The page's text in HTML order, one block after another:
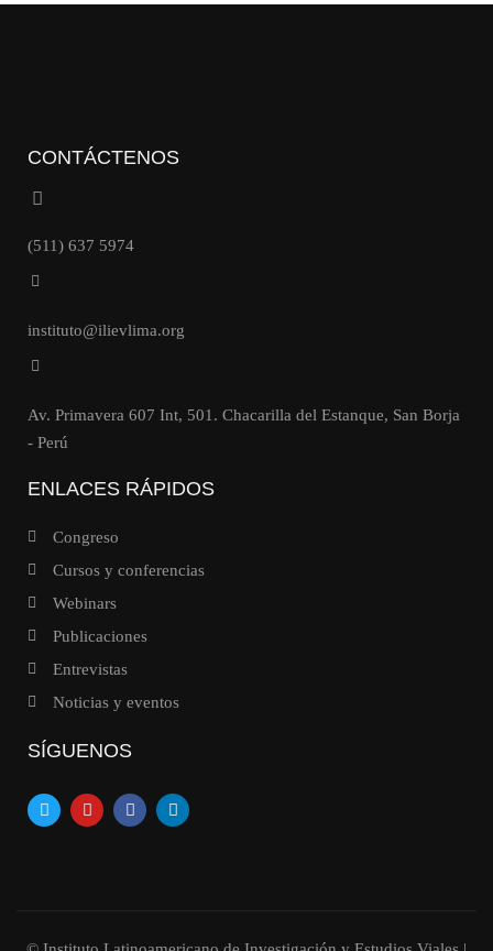
CONTÁCTENOS
(511) 637 5974
instituto@ilievlima.org
Av. Primavera 607 Int, 501. Chacarilla del Estanque, San Borja
- Perú
ENLACES RÁPIDOS
Congreso
Cursos y conferencias
Webinars
Publicaciones
Entrevistas
Noticias y eventos
SÍGUENOS